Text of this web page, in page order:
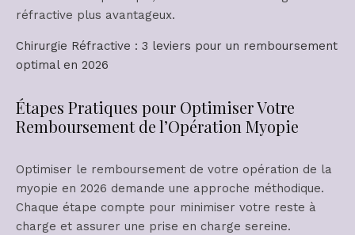
réfractive plus avantageux.
Chirurgie Réfractive : 3 leviers pour un remboursement
optimal en 2026
Étapes Pratiques pour Optimiser Votre
Remboursement de l’Opération Myopie
Optimiser le remboursement de votre opération de la
myopie en 2026 demande une approche méthodique.
Chaque étape compte pour minimiser votre reste à
charge et assurer une prise en charge sereine.